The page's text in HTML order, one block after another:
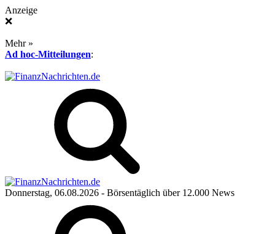
Anzeige
❌
Mehr »
Ad hoc-Mitteilungen:
Donnerstag, 06.08.2026 - Börsentäglich über 12.000 News